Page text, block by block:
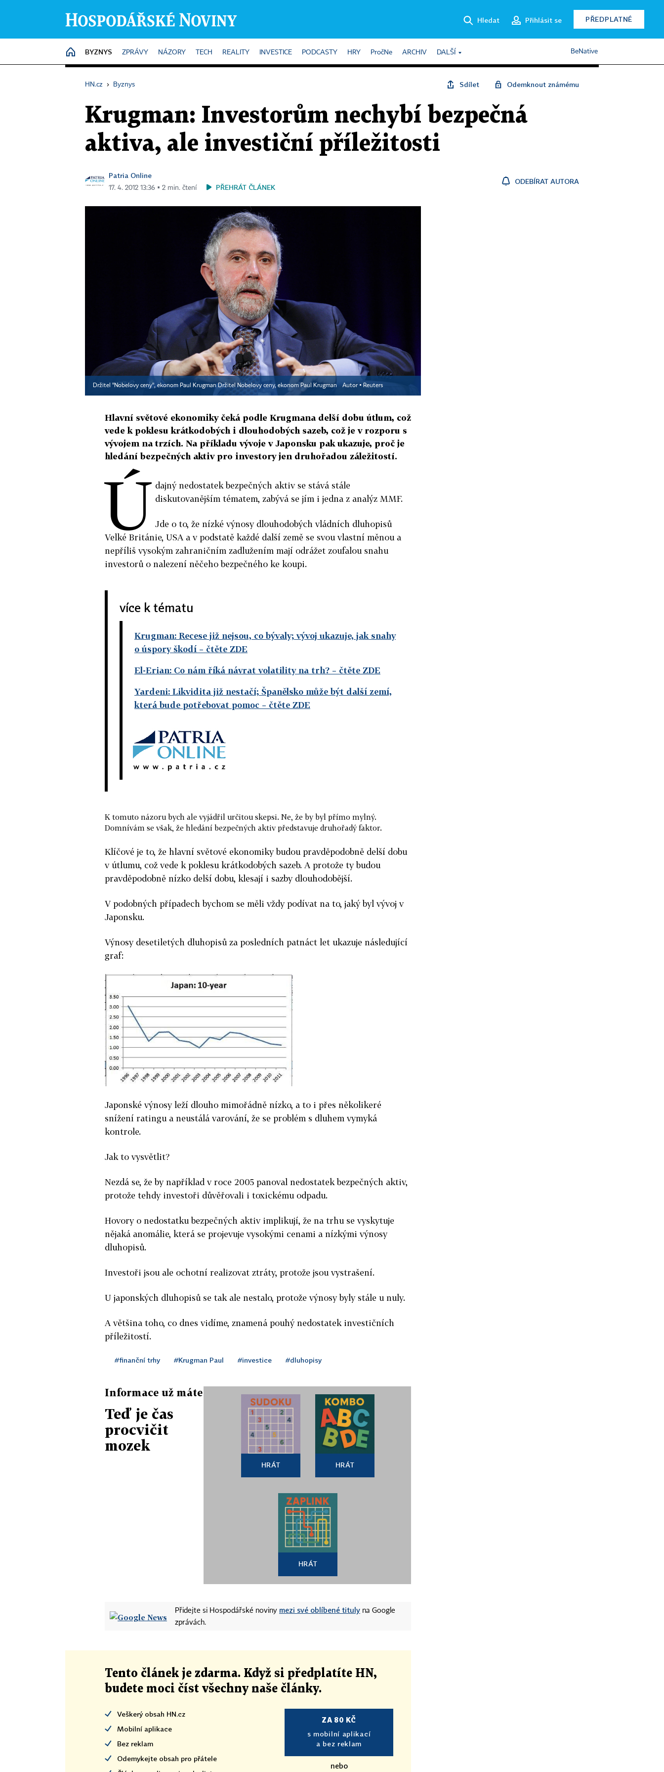
Hledat Přihlásit se PŘEDPLATNÉ
HOME
BYZNYS ZPRÁVY NÁZORY TECH REALITY INVESTICE PODCASTY HRY PročNe ARCHIV DALŠÍ BeNative
HN.cz › Byznys Sdílet Odemknout známému
Krugman: Investorům nechybí bezpečná
aktiva, ale investiční příležitosti
Patria Online
17. 4. 2012 13:36 ▪ 2 min. čtení PŘEHRÁT ČLÁNEK
ODEBÍRAT AUTORA
Držitel "Nobelovy ceny", ekonom Paul Krugman Držitel Nobelovy ceny, ekonom Paul Krugman Autor ▪ Reuters
Hlavní světové ekonomiky čeká podle Krugmana delší dobu útlum, což
vede k poklesu krátkodobých i dlouhodobých sazeb, což je v rozporu s
vývojem na trzích. Na příkladu vývoje v Japonsku pak ukazuje, proč je
hledání bezpečných aktiv pro investory jen druhořadou záležitostí.
Ú dajný nedostatek bezpečných aktiv se stává stále
diskutovanějším tématem, zabývá se jím i jedna z analýz MMF.
Jde o to, že nízké výnosy dlouhodobých vládních dluhopisů
Velké Británie, USA a v podstatě každé další země se svou vlastní měnou a
nepříliš vysokým zahraničním zadlužením mají odrážet zoufalou snahu
investorů o nalezení něčeho bezpečného ke koupi.
více k tématu
Krugman: Recese již nejsou, co bývaly; vývoj ukazuje, jak snahy
o úspory škodí – čtěte ZDE
El-Erian: Co nám říká návrat volatility na trh? – čtěte ZDE
Yardeni: Likvidita již nestačí; Španělsko může být další zemí,
která bude potřebovat pomoc – čtěte ZDE
K tomuto názoru bych ale vyjádřil určitou skepsi. Ne, že by byl přímo mylný.
Domnívám se však, že hledání bezpečných aktiv představuje druhořadý faktor.
Klíčové je to, že hlavní světové ekonomiky budou pravděpodobně delší dobu
v útlumu, což vede k poklesu krátkodobých sazeb. A protože ty budou
pravděpodobně nízko delší dobu, klesají i sazby dlouhodobější.
V podobných případech bychom se měli vždy podívat na to, jaký byl vývoj v
Japonsku.
Výnosy desetiletých dluhopisů za posledních patnáct let ukazuje následující
graf:
Japonské výnosy leží dlouho mimořádně nízko, a to i přes několikeré
snížení ratingu a neustálá varování, že se problém s dluhem vymyká
kontrole.
Jak to vysvětlit?
Nezdá se, že by například v roce 2005 panoval nedostatek bezpečných aktiv,
protože tehdy investoři důvěřovali i toxickému odpadu.
Hovory o nedostatku bezpečných aktiv implikují, že na trhu se vyskytuje
nějaká anomálie, která se projevuje vysokými cenami a nízkými výnosy
dluhopisů.
Investoři jsou ale ochotní realizovat ztráty, protože jsou vystrašení.
U japonských dluhopisů se tak ale nestalo, protože výnosy byly stále u nuly.
A většina toho, co dnes vidíme, znamená pouhý nedostatek investičních
příležitostí.
#finanční trhy #Krugman Paul #investice #dluhopisy
Informace už máte
Teď je čas
procvičit
mozek
HRÁT HRÁT
HRÁT
Přidejte si Hospodářské noviny mezi své oblíbené tituly na Google
zprávách.
Tento článek je zdarma. Když si předplatíte HN,
budete moci číst všechny naše články.
Veškerý obsah HN.cz
Mobilní aplikace
Bez reklam
Odemykejte obsah pro přátele
ZA 80 KČ
s mobilní aplikací
a bez reklam
nebo